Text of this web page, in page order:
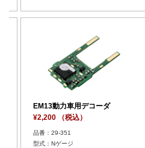
駅前アクセサリーセット
¥2,750 （税込）